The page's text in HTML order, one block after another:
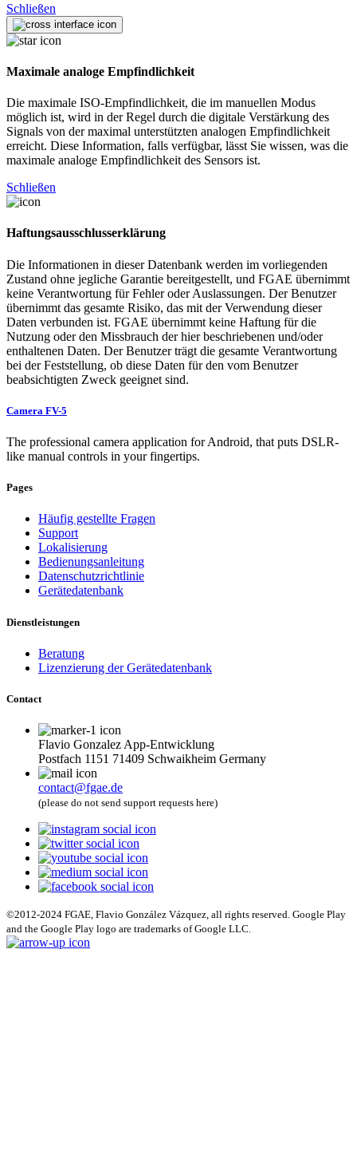
Schließen
Maximale analoge Empfindlichkeit
Die maximale ISO-Empfindlichkeit, die im manuellen Modus
möglich ist, wird in der Regel durch die digitale Verstärkung des
Signals von der maximal unterstützten analogen Empfindlichkeit
erreicht. Diese Information, falls verfügbar, lässt Sie wissen, was die
maximale analoge Empfindlichkeit des Sensors ist.
Schließen
Haftungsausschlusserklärung
Die Informationen in dieser Datenbank werden im vorliegenden
Zustand ohne jegliche Garantie bereitgestellt, und FGAE übernimmt
keine Verantwortung für Fehler oder Auslassungen. Der Benutzer
übernimmt das gesamte Risiko, das mit der Verwendung dieser
Daten verbunden ist. FGAE übernimmt keine Haftung für die
Nutzung oder den Missbrauch der hier beschriebenen und/oder
enthaltenen Daten. Der Benutzer trägt die gesamte Verantwortung
bei der Feststellung, ob diese Daten für den vom Benutzer
beabsichtigten Zweck geeignet sind.
Camera FV-5
The professional camera application for Android, that puts DSLR-
like manual controls in your fingertips.
Pages
Häufig gestellte Fragen
Support
Lokalisierung
Bedienungsanleitung
Datenschutzrichtlinie
Gerätedatenbank
Dienstleistungen
Beratung
Lizenzierung der Gerätedatenbank
Contact
Flavio Gonzalez App-Entwicklung
Postfach 1151 71409 Schwaikheim Germany
contact@fgae.de
(please do not send support requests here)
©2012-2024 FGAE, Flavio González Vázquez, all rights reserved. Google Play
and the Google Play logo are trademarks of Google LLC.